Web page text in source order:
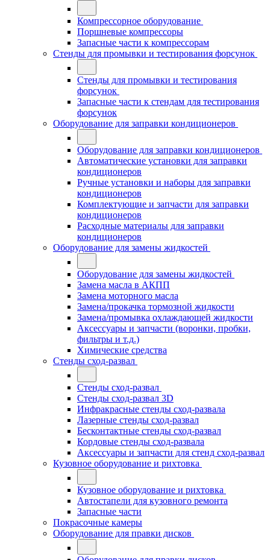
Компрессорное оборудование
Поршневые компрессоры
Запасные части к компрессорам
Стенды для промывки и тестирования форсунок
Стенды для промывки и тестирования
форсунок
Запасные части к стендам для тестирования
форсунок
Оборудование для заправки кондиционеров
Оборудование для заправки кондиционеров
Автоматические установки для заправки
кондиционеров
Ручные установки и наборы для заправки
кондиционеров
Комплектующие и запчасти для заправки
кондиционеров
Расходные материалы для заправки
кондиционеров
Оборудование для замены жидкостей
Оборудование для замены жидкостей
Замена масла в АКПП
Замена моторного масла
Замена/прокачка тормозной жидкости
Замена/промывка охлаждающей жидкости
Аксессуары и запчасти (воронки, пробки,
фильтры и т.д.)
Химические средства
Стенды сход-развал
Стенды сход-развал
Стенды сход-развал 3D
Инфракрасные стенды сход-развала
Лазерные стенды сход-развал
Бесконтактные стенды сход-развал
Кордовые стенды сход-развала
Аксессуары и запчасти для стенд сход-развал
Кузовное оборудование и рихтовка
Кузовное оборудование и рихтовка
Автостапели для кузовного ремонта
Запасные части
Покрасочные камеры
Оборудование для правки дисков